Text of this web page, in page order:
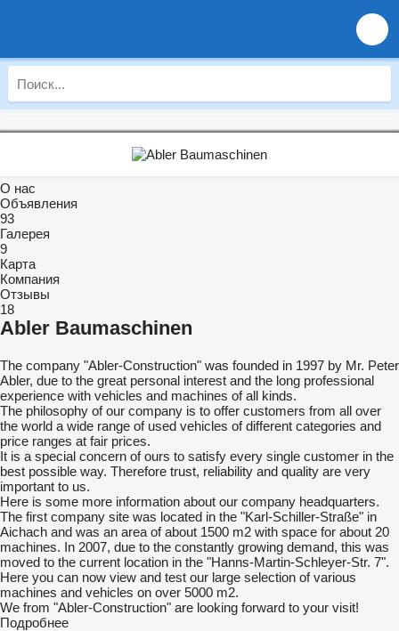
О нас
Объявления
93
Галерея
9
Карта
Компания
Отзывы
18
Abler Baumaschinen
The company "Abler-Construction" was founded in 1997 by Mr. Peter
Abler, due to the great personal interest and the long professional
experience with vehicles and machines of all kinds.
The philosophy of our company is to offer customers from all over
the world a wide range of used vehicles of different categories and
price ranges at fair prices.
It is a special concern of ours to satisfy every single customer in the
best possible way. Therefore trust, reliability and quality are very
important to us.
Here is some more information about our company headquarters.
The first company site was located in the "Karl-Schiller-Straße" in
Aichach and was an area of about 1500 m2 with space for about 20
machines. In 2007, due to the constantly growing demand, this was
moved to the current location in the "Hanns-Martin-Schleyer-Str. 7".
Here you can now view and test our large selection of various
machines and vehicles on over 5000 m2.
We from "Abler-Construction" are looking forward to your visit!
Подробнее